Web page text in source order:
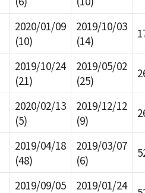
2020/01/09
(10)
2019/10/03
(14)
2019/10/24
(21)
2019/05/02
(25)
2020/02/13
(5)
2019/12/12
(9)
2019/04/18
(48)
2019/03/07
(6)
2019/09/05
2019/01/24